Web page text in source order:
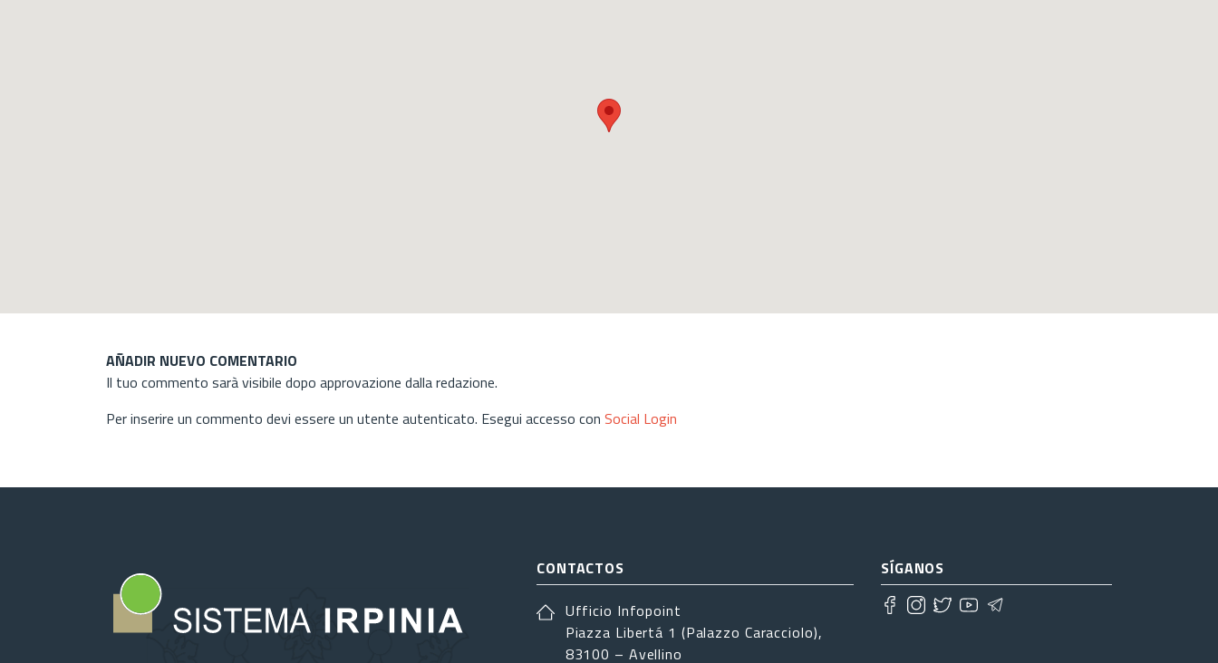
AÑADIR NUEVO COMENTARIO
Il tuo commento sarà visibile dopo approvazione dalla redazione.
Per inserire un commento devi essere un utente autenticato. Esegui accesso con Social Login
CONTACTOS
Ufficio Infopoint
Piazza Libertá 1 (Palazzo Caracciolo),
83100 – Avellino
SÍGANOS